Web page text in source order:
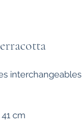
interchangeables
cm